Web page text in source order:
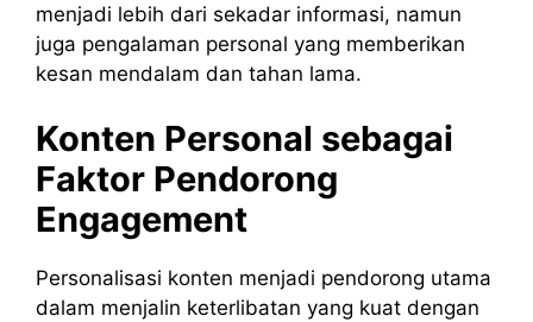
menjadi lebih dari sekadar informasi, namun
juga pengalaman personal yang memberikan
kesan mendalam dan tahan lama.
Konten Personal sebagai
Faktor Pendorong
Engagement
Personalisasi konten menjadi pendorong utama
dalam menjalin keterlibatan yang kuat dengan